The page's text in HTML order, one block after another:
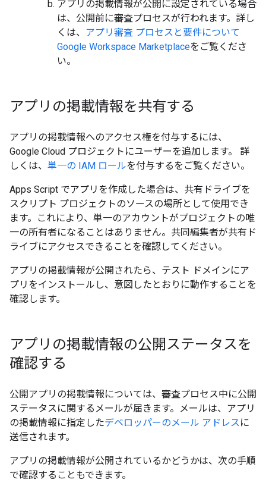
アプリの掲載情報が公開に設定されている場合
は、公開前に審査プロセスが行われます。詳し
くは、 アプリ審査 プロセスと要件について
Google Workspace Marketplaceをご覧くださ
い。
アプリの掲載情報を共有する
アプリの掲載情報へのアクセス権を付与するには、
Google Cloud プロジェクトにユーザーを追加します。 詳
しくは、 単一の IAM ロールを付与するをご覧ください。
Apps Script でアプリを作成した場合は、共有ドライブを
スクリプト プロジェクトのソースの場所として使用でき
ます。これにより、単一のアカウントがプロジェクトの唯
一の所有者になることはありません。共同編集者が共有ド
ライブにアクセスできることを確認してください。
アプリの掲載情報が公開されたら、テスト ドメインにア
プリをインストールし、意図したとおりに動作することを
確認します。
アプリの掲載情報の公開ステータスを
確認する
公開アプリの掲載情報については、審査プロセス中に公開
ステータスに関するメールが届きます。メールは、アプリ
の掲載情報に指定したデベロッパーのメール アドレスに
送信されます。
アプリの掲載情報が公開されているかどうかは、次の手順
で確認することもできます。